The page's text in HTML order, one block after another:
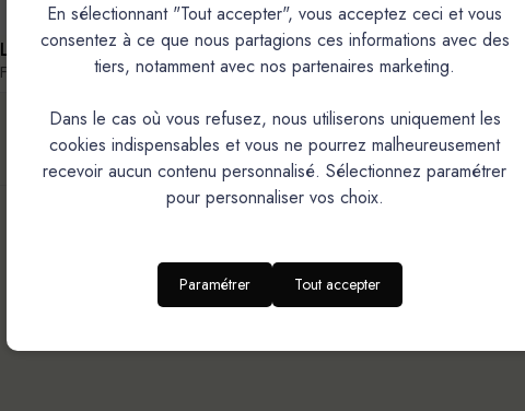
Livraison offerte
France métropolitaine
Retrait magasin
Sous 2h ou 48/72h
Service client
Réactif, à votre
NOS UNIVERS MATIÈRES ESPACE
Historique des
En sélectionnant "Tout accepter", vous acceptez ceci et vous
consentez à ce que nous partagions ces informations avec des
tiers, notamment avec nos partenaires marketing.
Dans le cas où vous refusez, nous utiliserons uniquement les
cookies indispensables et vous ne pourrez malheureusement
recevoir aucun contenu personnalisé. Sélectionnez paramétrer
pour personnaliser vos choix.
Paramétrer Tout accepter